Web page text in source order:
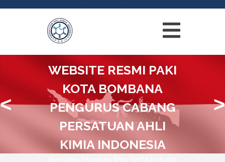
WEBSITE RESMI PAKI
KOTA BOMBANA
PENGURUS CABANG
PERSATUAN AHLI
KIMIA INDONESIA
< >